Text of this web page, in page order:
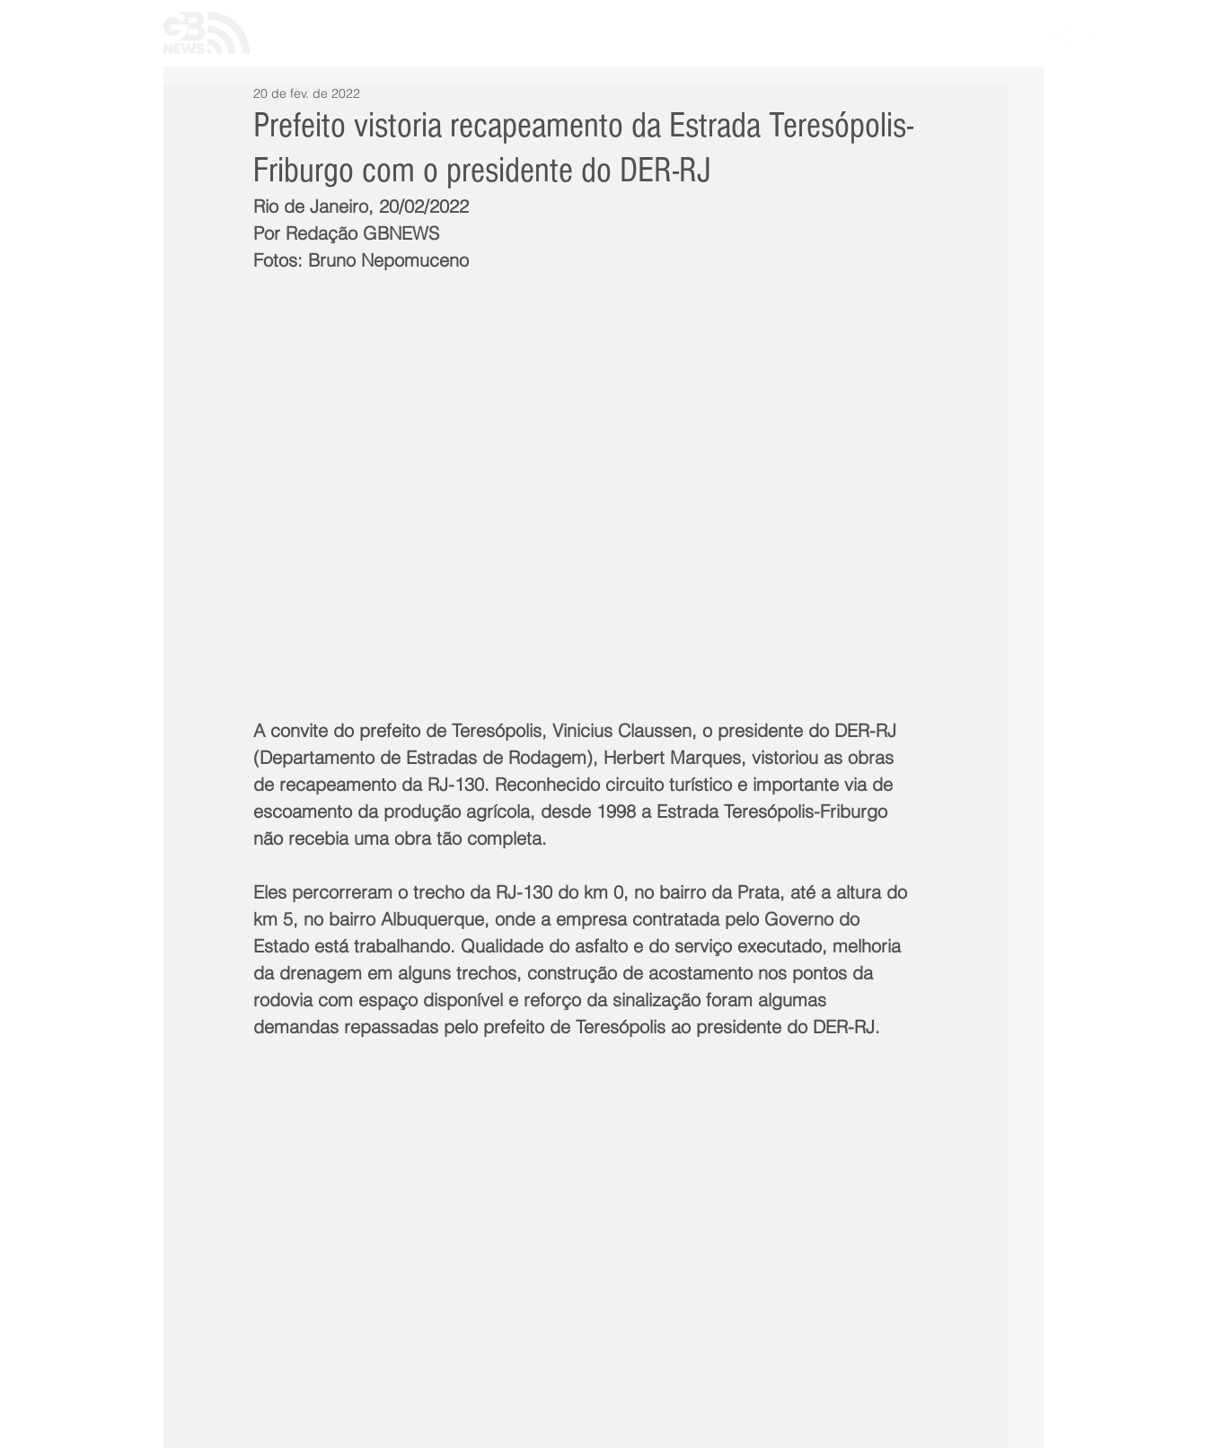
Prefeito vistoria recapeamento da Estrada Teresópolis-
Friburgo com o presidente do DER-RJ
20 de fev. de 2022
Rio de Janeiro, 20/02/2022
Por Redação GBNEWS
Fotos: Bruno Nepomuceno
A convite do prefeito de Teresópolis, Vinicius Claussen, o presidente do DER-RJ
(Departamento de Estradas de Rodagem), Herbert Marques, vistoriou as obras
de recapeamento da RJ-130. Reconhecido circuito turístico e importante via de
escoamento da produção agrícola, desde 1998 a Estrada Teresópolis-Friburgo
não recebia uma obra tão completa.
Eles percorreram o trecho da RJ-130 do km 0, no bairro da Prata, até a altura do
km 5, no bairro Albuquerque, onde a empresa contratada pelo Governo do
Estado está trabalhando. Qualidade do asfalto e do serviço executado, melhoria
da drenagem em alguns trechos, construção de acostamento nos pontos da
rodovia com espaço disponível e reforço da sinalização foram algumas
demandas repassadas pelo prefeito de Teresópolis ao presidente do DER-RJ.